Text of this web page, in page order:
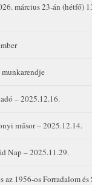
március 23-án (hétfő)
– 2025.12.16.
műsor – 2025.12.14.
Nap – 2025.11.29.
1956-os Forradalom és